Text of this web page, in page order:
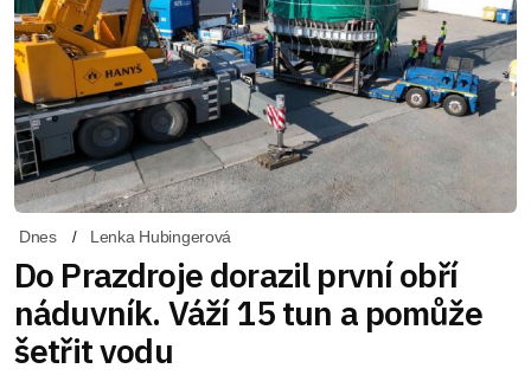
Dnes Lenka Hubingerová
Do Prazdroje dorazil první obří
náduvník. Váží 15 tun a pomůže
šetřit vodu